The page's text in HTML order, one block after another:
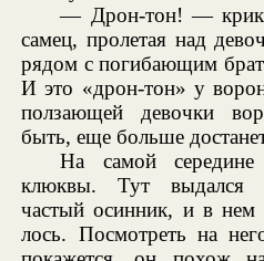
— Дрон-тон! —
самец, пролетая над
рядом с погибающим
И это «дрон-тон» у
ползающей девочки
быть, еще больше
На самой
клюквы. Тут выдался
частый осинник, и в нем
лось. Посмотреть на